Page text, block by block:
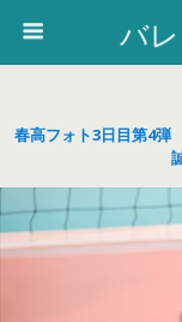
バ
春高フォト3日目第4弾